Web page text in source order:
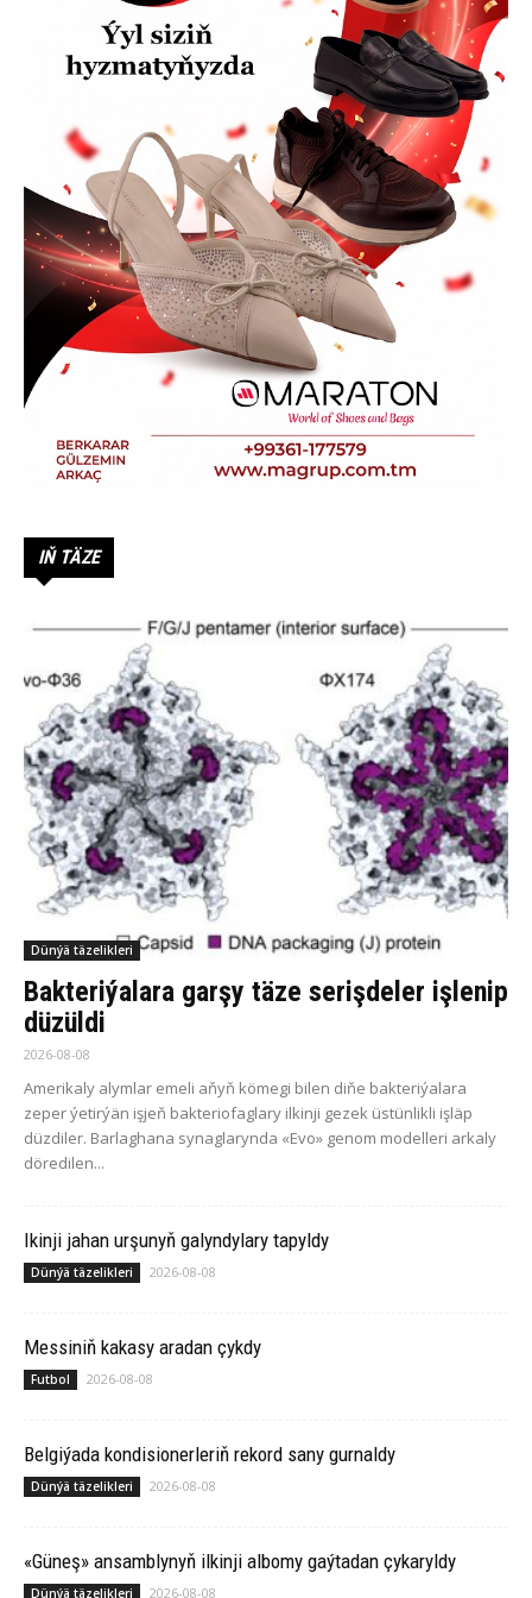
IŇ TÄZE
Dünýä täzelikleri
Bakteriýalara garşy täze serişdeler işlenip
düzüldi
2026-08-08
Amerikaly alymlar emeli aňyň kömegi bilen diňe bakteriýalara
zeper ýetirýän işjeň bakteriofaglary ilkinji gezek üstünlikli işläp
düzdiler. Barlaghana synaglarynda «Evo» genom modelleri arkaly
döredilen...
Ikinji jahan urşunyň galyndylary tapyldy
Dünýä täzelikleri 2026-08-08
Messiniň kakasy aradan çykdy
Futbol 2026-08-08
Belgiýada kondisionerleriň rekord sany gurnaldy
Dünýä täzelikleri 2026-08-08
«Güneş» ansamblynyň ilkinji albomy gaýtadan çykaryldy
Dünýä täzelikleri 2026-08-08